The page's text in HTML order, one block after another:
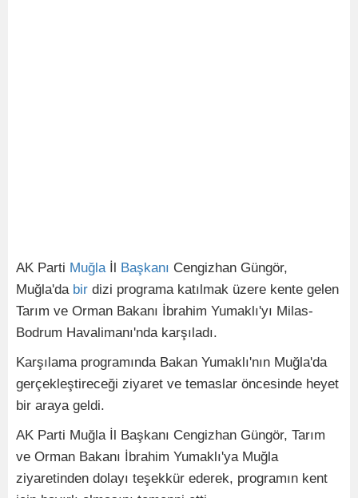
AK Parti Muğlaİl Başkanı Cengizhan Güngör,
Muğla'da bir dizi programa katılmak üzere kente gelen
Tarım ve Orman Bakanı İbrahim Yumaklı'yı Milas-
Bodrum Havalimanı'nda karşıladı.
Karşılama programında Bakan Yumaklı'nın Muğla'da
gerçekleştireceği ziyaret ve temaslar öncesinde heyet
bir araya geldi.
AK Parti Muğla İl Başkanı Cengizhan Güngör, Tarım
ve Orman Bakanı İbrahim Yumaklı'ya Muğla
ziyaretinden dolayı teşekkür ederek, programın kent